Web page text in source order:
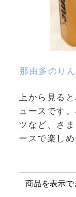
那由多のり
上から見る
ュースです
ツなど、さ
ースで楽しめ